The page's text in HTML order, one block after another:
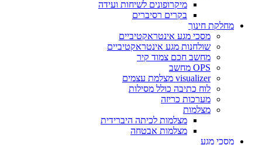
מיקרופונים לשיחות ועידה
בקרים רסיברים
מחלקת חינוך
מסכי מגע אינטראקטיביים
שולחנות מגע אינטראקטיביים
מחשב חכם צמוד קיר
OPS מחשב
visualizer מצלמת עצמים
לוח כתיבה כולל מסילות
מערכות כריזה
מצלמות
מצלמות לכיתה היברידית
מצלמות אבטחה
מסכי מגע